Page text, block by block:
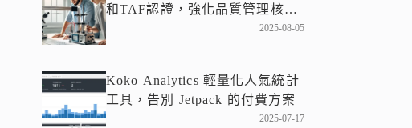
和TAF認證，強化品質管理核
2025-08-05
Koko Analytics 輕量化人氣統計
工具，告別 Jetpack 的付費方案
2025-07-17